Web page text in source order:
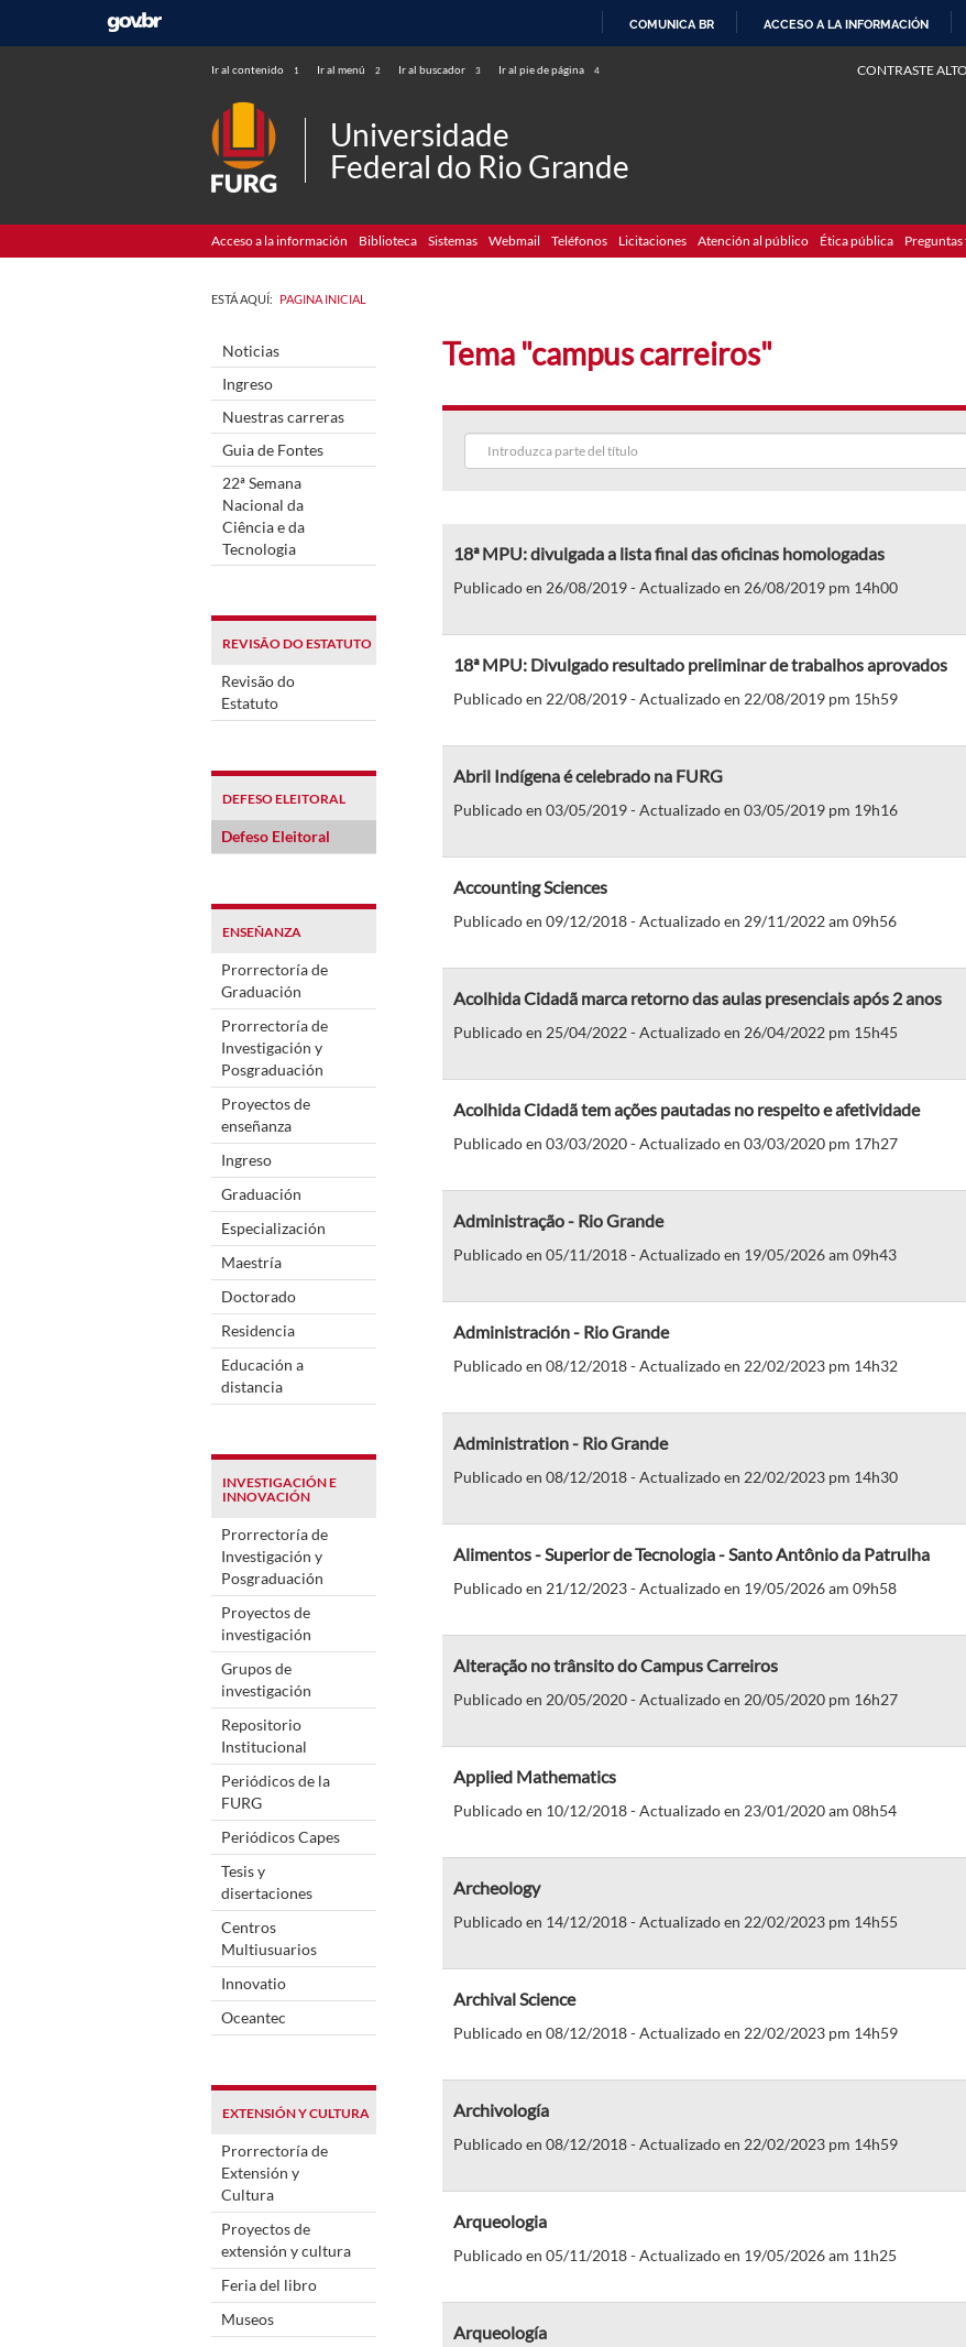
COMUNICA BR ACCESO A LA INFORMACIÓN
Ir al contenido 1 Ir al menú 2 Ir al buscador 3 Ir al pie de página 4 CONTRASTE ALTO
Universidade
Federal do Rio Grande
Acceso a la información Biblioteca Sistemas Webmail Teléfonos Licitaciones Atención al público Ética pública
ESTÁ AQUÍ: PAGINA INICIAL
Noticias
Ingreso
Nuestras carreras
Guia de Fontes
22ª Semana
Nacional da
Ciência e da
Tecnologia
REVISÃO DO ESTATUTO
Revisão do
Estatuto
DEFESO ELEITORAL
Defeso Eleitoral
ENSEÑANZA
Prorrectoría de
Graduación
Prorrectoría de
Investigación y
Posgraduación
Proyectos de
enseñanza
Ingreso
Graduación
Especialización
Maestría
Doctorado
Residencia
Educación a
distancia
INVESTIGACIÓN E
INNOVACIÓN
Prorrectoría de
Investigación y
Posgraduación
Proyectos de
investigación
Grupos de
investigación
Repositorio
Institucional
Periódicos de la
FURG
Periódicos Capes
Tesis y
disertaciones
Centros
Multiusuarios
Innovatio
Oceantec
EXTENSIÓN Y CULTURA
Prorrectoría de
Extensión y
Cultura
Proyectos de
extensión y cultura
Feria del libro
Museos
Tema "campus carreiros"
18ª MPU: divulgada a lista final das oficinas homologadas
Publicado en 26/08/2019 - Actualizado en 26/08/2019 pm 14h00
18ª MPU: Divulgado resultado preliminar de trabalhos aprovados
Publicado en 22/08/2019 - Actualizado en 22/08/2019 pm 15h59
Abril Indígena é celebrado na FURG
Publicado en 03/05/2019 - Actualizado en 03/05/2019 pm 19h16
Accounting Sciences
Publicado en 09/12/2018 - Actualizado en 29/11/2022 am 09h56
Acolhida Cidadã marca retorno das aulas presenciais após 2 anos
Publicado en 25/04/2022 - Actualizado en 26/04/2022 pm 15h45
Acolhida Cidadã tem ações pautadas no respeito e afetividade
Publicado en 03/03/2020 - Actualizado en 03/03/2020 pm 17h27
Administração - Rio Grande
Publicado en 05/11/2018 - Actualizado en 19/05/2026 am 09h43
Administración - Rio Grande
Publicado en 08/12/2018 - Actualizado en 22/02/2023 pm 14h32
Administration - Rio Grande
Publicado en 08/12/2018 - Actualizado en 22/02/2023 pm 14h30
Alimentos - Superior de Tecnologia - Santo Antônio da Patrulha
Publicado en 21/12/2023 - Actualizado en 19/05/2026 am 09h58
Alteração no trânsito do Campus Carreiros
Publicado en 20/05/2020 - Actualizado en 20/05/2020 pm 16h27
Applied Mathematics
Publicado en 10/12/2018 - Actualizado en 23/01/2020 am 08h54
Archeology
Publicado en 14/12/2018 - Actualizado en 22/02/2023 pm 14h55
Archival Science
Publicado en 08/12/2018 - Actualizado en 22/02/2023 pm 14h59
Archivología
Publicado en 08/12/2018 - Actualizado en 22/02/2023 pm 14h59
Arqueologia
Publicado en 05/11/2018 - Actualizado en 19/05/2026 am 11h25
Arqueología